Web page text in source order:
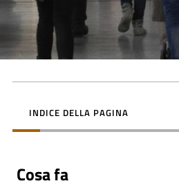
i
P
a
r
à
g
INDICE DELLA PAGINA
Cosa fa